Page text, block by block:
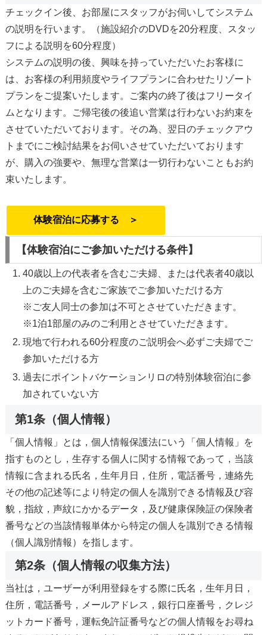
チェックイン後、お部屋にスタッフがお伺いしてシステム
の説明を行います。（施設紹介のDVDを20分程度、スタッ
フによる説明を60分程度）
システムの説明の後、興味を持っていただいたお客様に
は、お客様の利用頻度やライフプランに合わせたリゾート
プランをご提案いたします。ご案内の終了後はフリータイ
ムとなります。ご帰宅後の後追い営業は行わないお約束を
させていただいております。その為、翌日のチェックアウ
トまでにご検討結果をお伺いさせていただいております
が、購入の強要や、無理な営業は一切行わないこともお約
束いたします。
体験宿泊に応募する ＞
【体験宿泊にご参加いただける条件】
40歳以上の代表者を含むご夫婦、または代表者40歳以
上のご夫婦を含むご家族でご参加いただける方
※ご友人同士の参加は不可とさせていただきます。
※1泊1部屋のみのご利用とさせていただきます。
現地で行われる60分程度のご説明会へ必ずご夫婦でご
参加いただける方
過去にポイントバケーションリロの特別体験宿泊に参
加されていない方
第1条（個人情報）
「個人情報」とは，個人情報保護法にいう「個人情報」を
指すものとし，生存する個人に関する情報であって，当該
情報に含まれる氏名，生年月日，住所，電話番号，連絡先
その他の記述等により特定の個人を識別できる情報及び容
貌，指紋，声紋にかかるデータ，及び健康保険証の保険者
番号などの当該情報単体から特定の個人を識別できる情報
（個人識別情報）を指します。
第2条（個人情報の収集方法）
当社は，ユーザーが利用登録をする際に氏名，生年月日，
住所，電話番号，メールアドレス，銀行口座番号，クレジ
ットカード番号，運転免許証番号などの個人情報をお尋ね